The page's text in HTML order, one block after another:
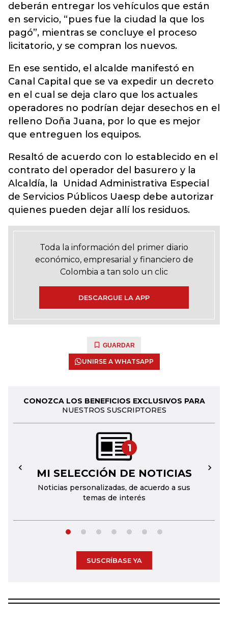
deberán entregar los vehículos que están
en servicio, “pues fue la ciudad la que los
pagó”, mientras se concluye el proceso
licitatorio, y se compran los nuevos.
En ese sentido, el alcalde manifestó en
Canal Capital que se va expedir un decreto
en el cual se deja claro que los actuales
operadores no podrían dejar desechos en el
relleno Doña Juana, por lo que es mejor
que entreguen los equipos.
Resaltó de acuerdo con lo establecido en el
contrato del operador del basurero y la
Alcaldía, la Unidad Administrativa Especial
de Servicios Públicos Uaesp debe autorizar
quienes pueden dejar allí los residuos.
Toda la información del primer diario
económico, empresarial y financiero de
Colombia a tan solo un clic
DESCARGUE LA APP
GUARDAR
UNIRSE A WHATSAPP
CONOZCA LOS BENEFICIOS EXCLUSIVOS PARA
NUESTROS SUSCRIPTORES
1
MI SELECCIÓN DE NOTICIAS
Noticias personalizadas, de acuerdo a sus
temas de interés
← →
SUSCRÍBASE YA